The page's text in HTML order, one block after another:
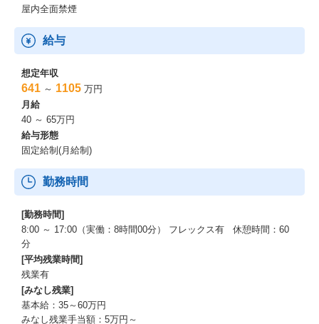
屋内全面禁煙
給与
想定年収
641 ～ 1105 万円
月給
40 ～ 65万円
給与形態
固定給制(月給制)
勤務時間
[勤務時間]
8:00 ～ 17:00（実働：8時間00分） フレックス有 休憩時間：60
分
[平均残業時間]
残業有
[みなし残業]
基本給：35～60万円
みなし残業手当額：5万円～